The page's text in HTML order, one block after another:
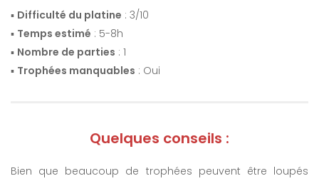
▪️ Difficulté du platine : 3/10
▪️ Temps estimé : 5-8h
▪️ Nombre de parties : 1
▪️ Trophées manquables : Oui
Quelques conseils :
Bien que beaucoup de trophées peuvent être loupés